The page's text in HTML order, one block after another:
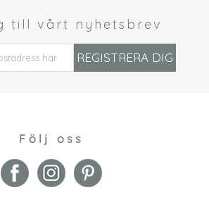
till vårt nyhetsbrev
REGISTRERA DIG
Följ oss